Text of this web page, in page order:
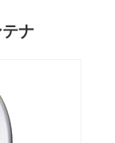
ナ